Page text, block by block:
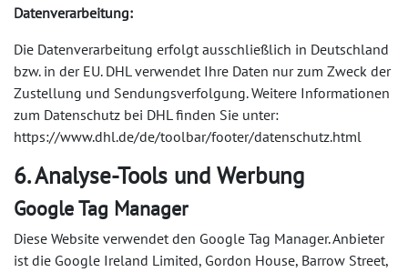
Datenverarbeitung:
Die Datenverarbeitung erfolgt ausschließlich in Deutschland
bzw. in der EU. DHL verwendet Ihre Daten nur zum Zweck der
Zustellung und Sendungsverfolgung. Weitere Informationen
zum Datenschutz bei DHL finden Sie unter:
https://www.dhl.de/de/toolbar/footer/datenschutz.html
6. Analyse-Tools und Werbung
Google Tag Manager
Diese Website verwendet den Google Tag Manager. Anbieter
ist die Google Ireland Limited, Gordon House, Barrow Street,